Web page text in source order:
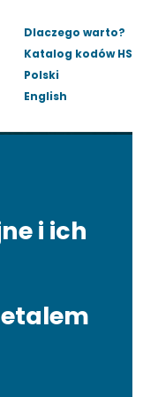
Dlaczego warto?
Katalog kodów HS
Polski
English
i ich